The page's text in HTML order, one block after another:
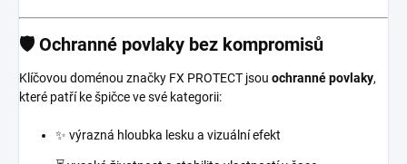
🛡️ Ochranné povlaky bez kompromisů
Klíčovou doménou značky FX PROTECT jsou ochranné povlaky,
které patří ke špičce ve své kategorii:
✨ výrazná hloubka lesku a vizuální efekt